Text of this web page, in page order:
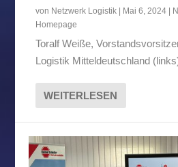
von Netzwerk Logistik Mai 6, 2024
Homepage
Toralf Weiße,
Logistik Mitteldeutschland
WEITERLESEN